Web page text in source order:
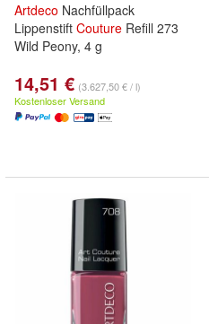
Artdeco Nachfüllpack
Lippenstift Couture Refill 273
Wild Peony, 4 g
14,51 € (3.627,50 € / l)
Kostenloser Versand